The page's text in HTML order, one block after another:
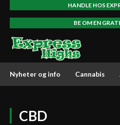
HANDLE HOS
BE OM EN
Nyheter og info Cannabis
CBD